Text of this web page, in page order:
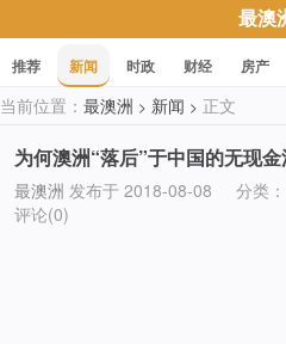
最澳
推荐 新闻 时政 财经 房产
科技
职场 美食 文化
当前位置： 最澳洲 > 新闻 > 正文
为何澳洲“落后”于中国的无现金
最澳洲 发布于 2018-08-08 分类：
评论(0)